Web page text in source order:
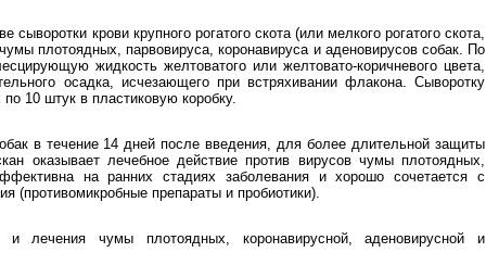
крови крупного рогатого скота (или мелкого рогатого скота,
плотоядных, парвовируса, коронавируса и аденовирусов собак. По
жидкость желтоватого или желтовато-коричневого цвета,
осадка, исчезающего при встряхивании флакона. Сыворотку
10 штук в пластиковую коробку.
в течение 14 дней после введения, для более длительной защиты
оказывает лечебное действие против вирусов чумы плотоядных,
на ранних стадиях заболевания и хорошо сочетается с
(противомикробные препараты и пробиотики).
лечения чумы плотоядных, коронавирусной, аденовирусной и